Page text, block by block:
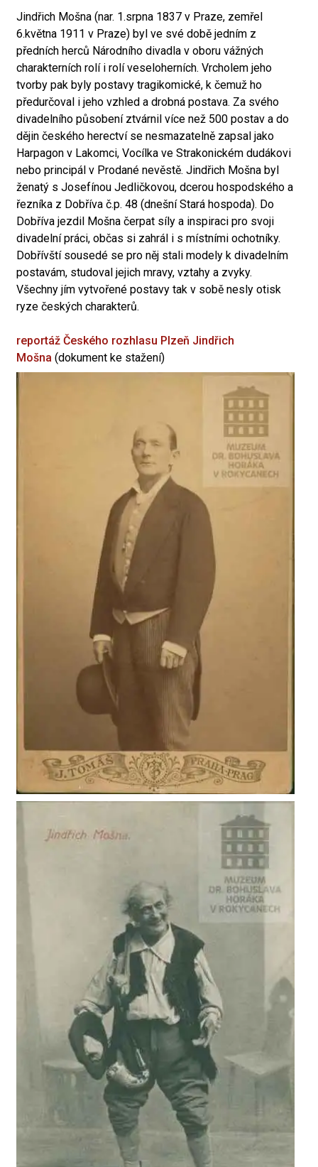
Jindřich Mošna (nar. 1.srpna 1837 v Praze, zemřel
6.května 1911 v Praze) byl ve své době jedním z
předních herců Národního divadla v oboru vážných
charakterních rolí i rolí veseloherních. Vrcholem jeho
tvorby pak byly postavy tragikomické, k čemuž ho
předurčoval i jeho vzhled a drobná postava. Za svého
divadelního působení ztvárnil více než 500 postav a do
dějin českého herectví se nesmazatelně zapsal jako
Harpagon v Lakomci, Vocílka ve Strakonickém dudákovi
nebo principál v Prodané nevěstě. Jindřich Mošna byl
ženatý s Josefínou Jedličkovou, dcerou hospodského a
řezníka z Dobříva č.p. 48 (dnešní Stará hospoda). Do
Dobříva jezdil Mošna čerpat síly a inspiraci pro svoji
divadelní práci, občas si zahrál i s místními ochotníky.
Dobřívští sousedé se pro něj stali modely k divadelním
postavám, studoval jejich mravy, vztahy a zvyky.
Všechny jím vytvořené postavy tak v sobě nesly otisk
ryze českých charakterů.
reportáž Českého rozhlasu Plzeň Jindřich
Mošna (dokument ke stažení)